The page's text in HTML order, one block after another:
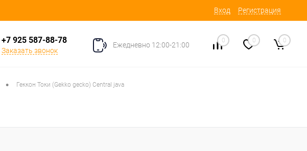
Вход Регистрация
+7 925 587-88-78
Заказать звонок
Ежедневно 12:00-21:00
0 0 0
• Геккон Токи (Gekko gecko) Central java